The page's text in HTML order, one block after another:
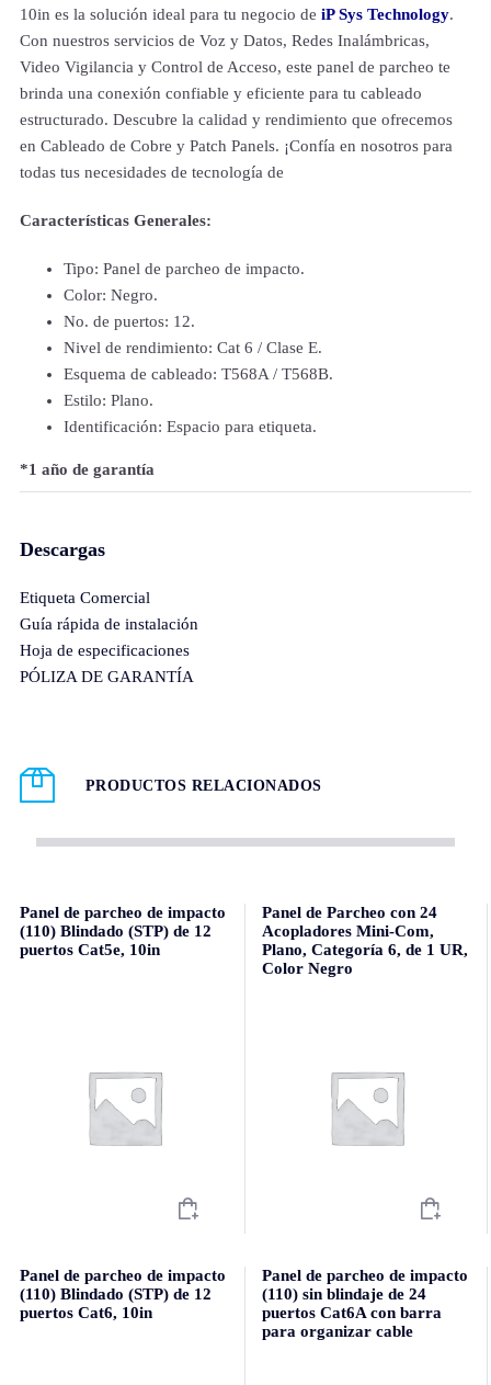
10in es la solución ideal para tu negocio de iP Sys Technology.
Con nuestros servicios de Voz y Datos, Redes Inalámbricas,
Video Vigilancia y Control de Acceso, este panel de parcheo te
brinda una conexión confiable y eficiente para tu cableado
estructurado. Descubre la calidad y rendimiento que ofrecemos
en Cableado de Cobre y Patch Panels. ¡Confía en nosotros para
todas tus necesidades de tecnología de
Características Generales:
Tipo: Panel de parcheo de impacto.
Color: Negro.
No. de puertos: 12.
Nivel de rendimiento: Cat 6 / Clase E.
Esquema de cableado: T568A / T568B.
Estilo: Plano.
Identificación: Espacio para etiqueta.
*1 año de garantía
Descargas
Etiqueta Comercial
Guía rápida de instalación
Hoja de especificaciones
PÓLIZA DE GARANTÍA
PRODUCTOS RELACIONADOS
Panel de parcheo de impacto
(110) Blindado (STP) de 12
puertos Cat5e, 10in
Panel de Parcheo con 24
Acopladores Mini-Com,
Plano, Categoría 6, de 1 UR,
Color Negro
Panel de parcheo de impacto
(110) Blindado (STP) de 12
puertos Cat6, 10in
Panel de parcheo de impacto
(110) sin blindaje de 24
puertos Cat6A con barra
para organizar cable